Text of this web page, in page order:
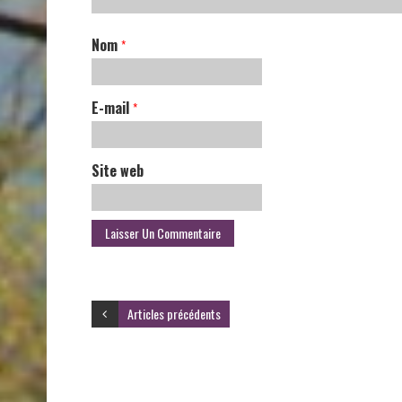
Nom *
E-mail *
Site web
Articles précédents